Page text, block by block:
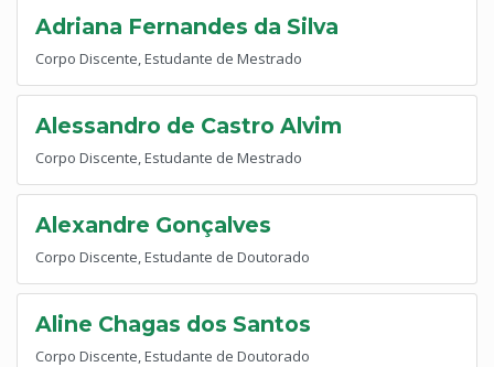
Adriana Fernandes da Silva
Corpo Discente, Estudante de Mestrado
Alessandro de Castro Alvim
Corpo Discente, Estudante de Mestrado
Alexandre Gonçalves
Corpo Discente, Estudante de Doutorado
Aline Chagas dos Santos
Corpo Discente, Estudante de Doutorado